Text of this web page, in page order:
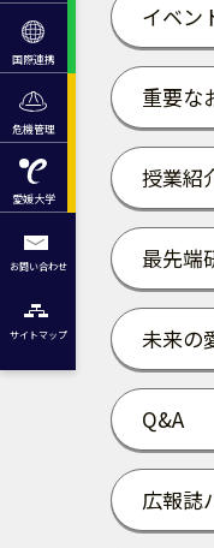
国際連携
危機管理
愛媛大学
お問い合わせ
サイトマップ
イベン
重要な
授業紹
最先端
未来の
Q&A
広報誌